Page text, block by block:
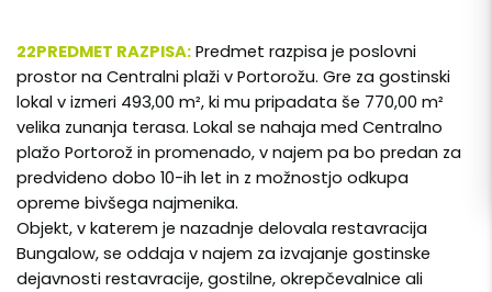
22PREDMET RAZPISA: Predmet razpisa je poslovni
prostor na Centralni plaži v Portorožu. Gre za gostinski
lokal v izmeri 493,00 m², ki mu pripadata še 770,00 m²
velika zunanja terasa. Lokal se nahaja med Centralno
plažo Portorož in promenado, v najem pa bo predan za
predvideno dobo 10-ih let in z možnostjo odkupa
opreme bivšega najmenika.
Objekt, v katerem je nazadnje delovala restavracija
Bungalow, se oddaja v najem za izvajanje gostinske
dejavnosti restavracije, gostilne, okrepčevalnice ali